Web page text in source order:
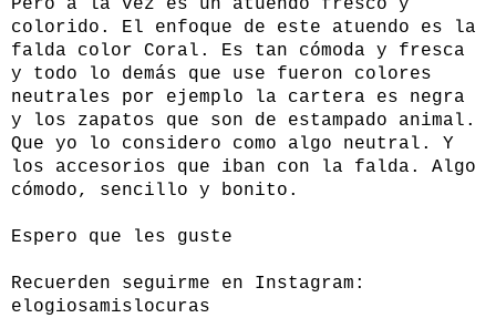
Pero a la vez es un atuendo fresco y
colorido. El enfoque de este atuendo es la
falda color Coral. Es tan cómoda y fresca
y todo lo demás que use fueron colores
neutrales por ejemplo la cartera es negra
y los zapatos que son de estampado animal.
Que yo lo considero como algo neutral. Y
los accesorios que iban con la falda. Algo
cómodo, sencillo y bonito.
Espero que les guste
Recuerden seguirme en Instagram:
elogiosamislocuras